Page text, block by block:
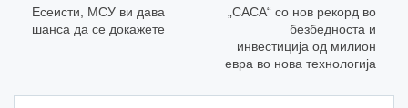
Eсеисти, МСУ ви дава
шанса да се докажете
„САСА“ со нов рекорд во
безбедноста и
инвестиција од милион
евра во нова технологија